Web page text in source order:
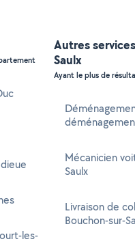
les-
Autres
Saulx
Ayant le plus de
Mécanicien
Saulx
Livraison de
Bouchon-sur-